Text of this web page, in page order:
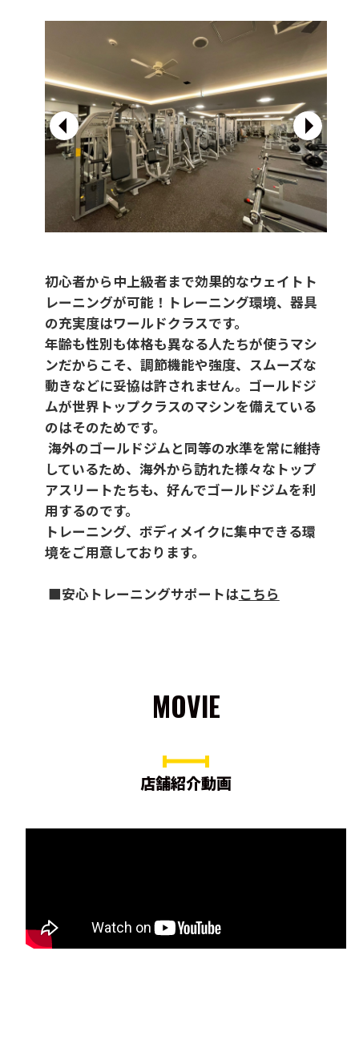
初心者から中上級者まで効果的なウェイトト
レーニングが可能！トレーニング環境、器具
の充実度はワールドクラスです。
年齢も性別も体格も異なる人たちが使うマシ
ンだからこそ、調節機能や強度、スムーズな
動きなどに妥協は許されません。ゴールドジ
ムが世界トップクラスのマシンを備えている
のはそのためです。
海外のゴールドジムと同等の水準を常に維持
しているため、海外から訪れた様々なトップ
アスリートたちも、好んでゴールドジムを利
用するのです。
トレーニング、ボディメイクに集中できる環
境をご用意しております。
■安心トレーニングサポートはこちら
MOVIE
店舗紹介動画